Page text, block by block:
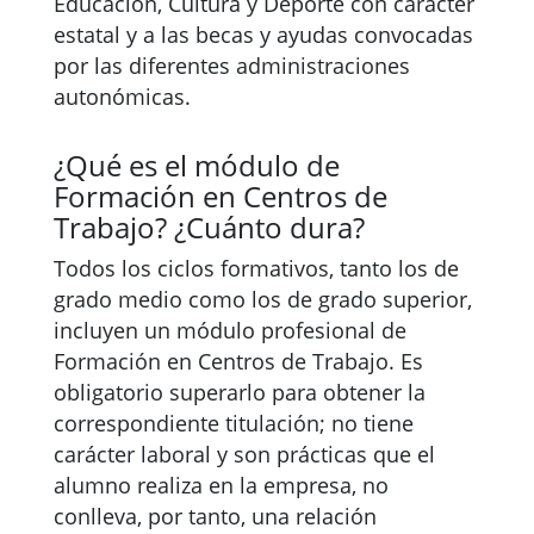
estatal y a las becas y ayudas convocadas
por las diferentes administraciones
autonómicas.
¿Qué es el módulo de
Formación en Centros de
Trabajo? ¿Cuánto dura?
Todos los ciclos formativos, tanto los de
grado medio como los de grado superior,
incluyen un módulo profesional de
Formación en Centros de Trabajo. Es
obligatorio superarlo para obtener la
correspondiente titulación; no tiene
carácter laboral y son prácticas que el
alumno realiza en la empresa, no
conlleva, por tanto, una relación